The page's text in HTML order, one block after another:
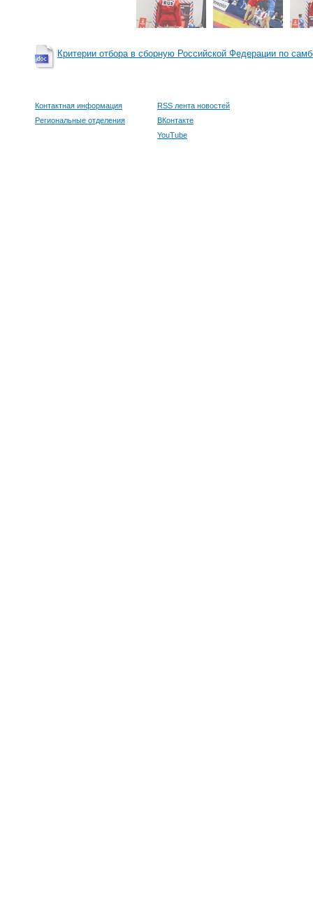
Критерии отбора в сборную Российской Федерации по
Контактная информация
Региональные отделения
RSS лента новостей
ВКонтакте
YouTube